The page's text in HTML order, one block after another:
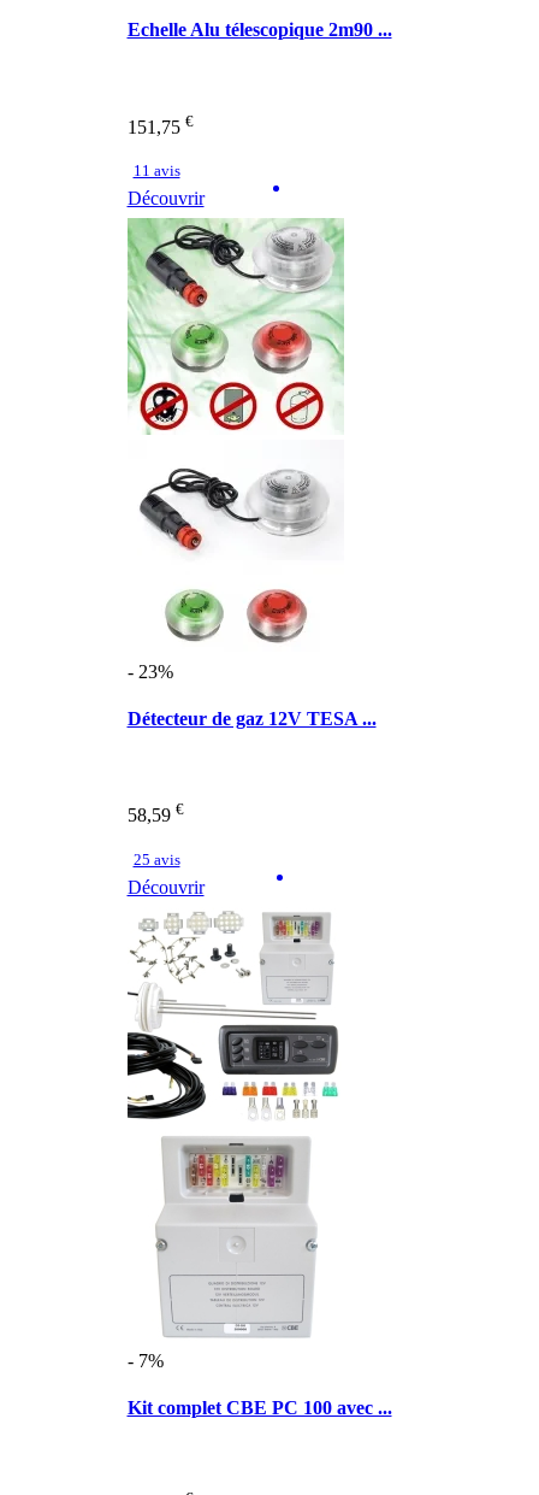
Echelle Alu télescopique 2m90 ...
151,75 €
11 avis
Découvrir
- 23%
Détecteur de gaz 12V TESA ...
58,59 €
25 avis
Découvrir
- 7%
Kit complet CBE PC 100 avec ...